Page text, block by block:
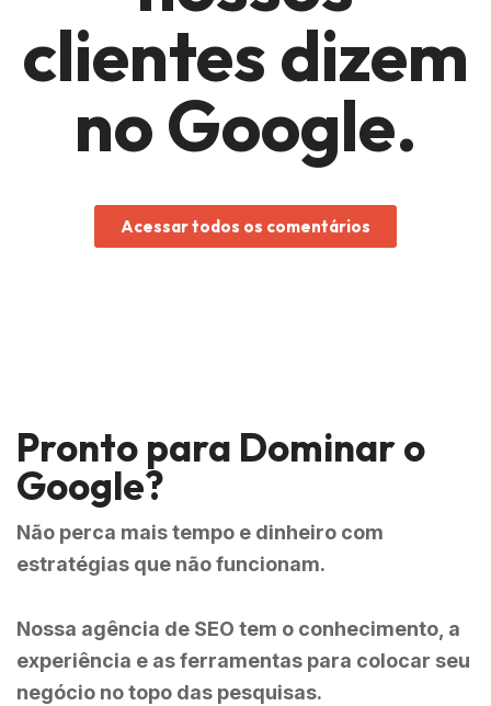
clientes dizem
no Google.
Acessar todos os comentários
Pronto para Dominar o
Google?
Não perca mais tempo e dinheiro com
estratégias que não funcionam.
Nossa agência de SEO tem o conhecimento, a
experiência e as ferramentas para colocar seu
negócio no topo das pesquisas.